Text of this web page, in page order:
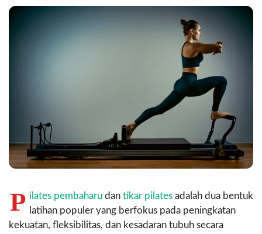
P ilates pembaharu dan tikar pilates adalah dua bentuk
latihan populer yang berfokus pada peningkatan
kekuatan, fleksibilitas, dan kesadaran tubuh secara